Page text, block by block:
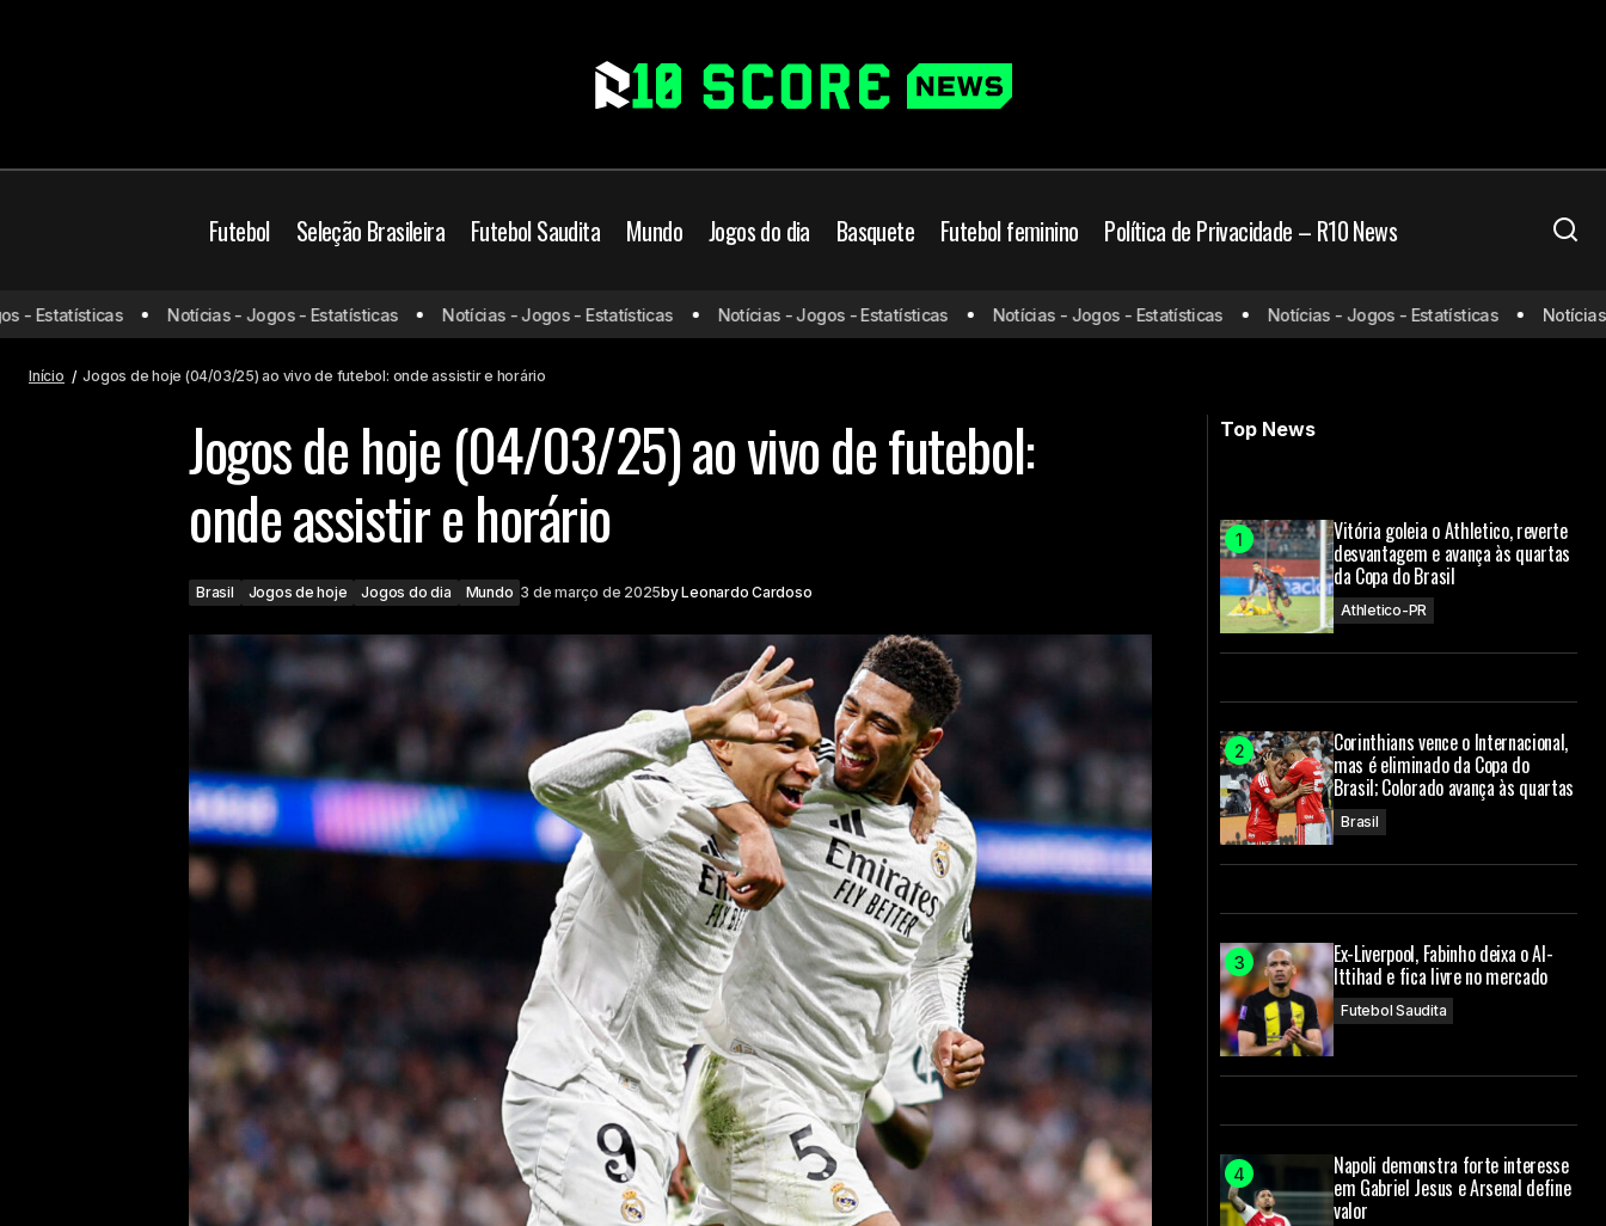
Futebol Seleção Brasileira Futebol Saudita Mundo Jogos do dia Basquete Futebol feminino Política de Privacidade – R10 News
Confira a janela de negociações do
Vasco: Ataque mais reforçado
Brasil Jogos de hoje
Jogos do dia
Mundo
Jogos de hoje (04/03/25) ao vivo de futebol: onde assistir e
horário
Real Madrid x Atlético de Madrid: onde
assistir e prováveis escalações
Estatísticas Notícias - Jogos - Estatísticas Notícias - Jogos - Estatísticas Notícias - Jogos - Estatísticas Notícias - Jogos - Estatísticas Notícias - Jogos - Estatísticas Notícias -
Início Jogos de hoje (04/03/25) ao vivo de futebol: onde assistir e horário
Jogos de hoje (04/03/25) ao vivo de futebol:
onde assistir e horário
Brasil Jogos de hoje Jogos do dia Mundo 3 de março de 2025byLeonardo Cardoso
Top News
Vitória goleia o Athletico, reverte
desvantagem e avança às quartas
da Copa do Brasil
Athletico-PR
Corinthians vence o Internacional,
mas é eliminado da Copa do
Brasil; Colorado avança às quartas
Brasil
Ex-Liverpool, Fabinho deixa o Al-
Ittihad e fica livre no mercado
Futebol Saudita
Napoli demonstra forte interesse
em Gabriel Jesus e Arsenal define
valor